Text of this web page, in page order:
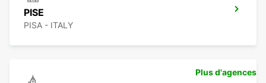
PISE
PISA - ITALY
Plus d'agences